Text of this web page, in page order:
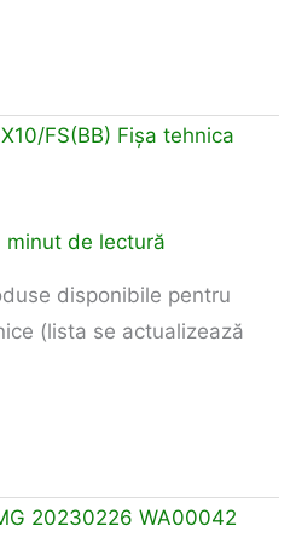
minut de lectură
disponibile pentru
(lista se actualizează